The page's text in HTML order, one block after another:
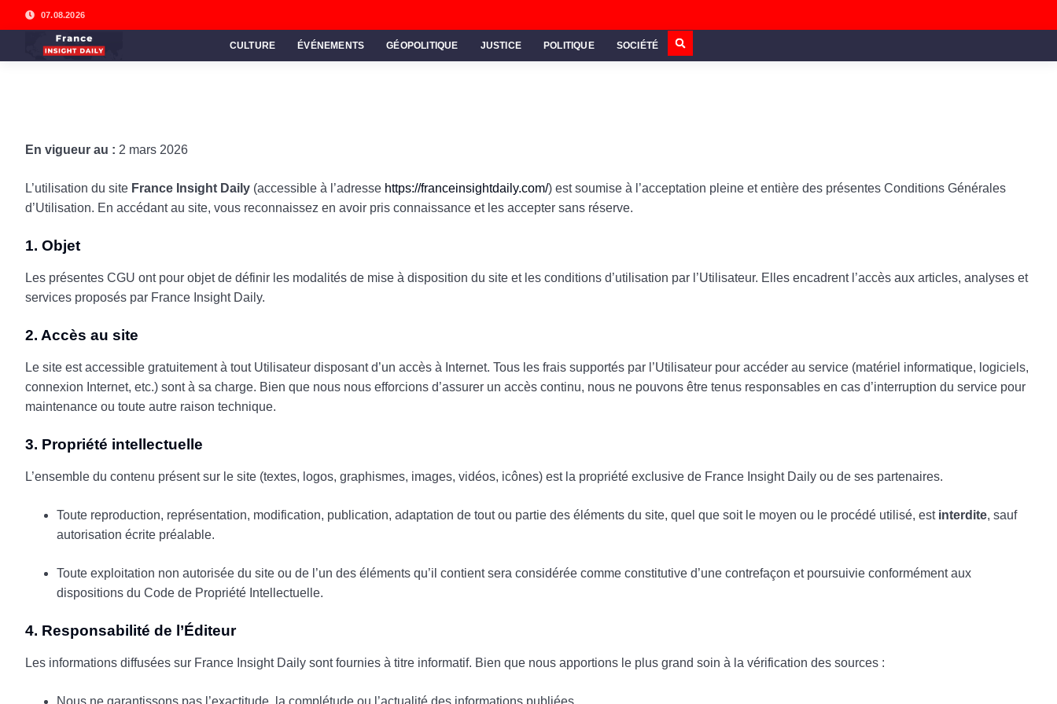
07.08.2026
CULTURE ÉVÉNEMENTS GÉOPOLITIQUE JUSTICE POLITIQUE SOCIÉTÉ
En vigueur au : 2 mars 2026
L’utilisation du site France Insight Daily (accessible à l’adresse https://franceinsightdaily.com/) est soumise à l’acceptation pleine et entière des présentes Conditions Générales
d’Utilisation. En accédant au site, vous reconnaissez en avoir pris connaissance et les accepter sans réserve.
1. Objet
Les présentes CGU ont pour objet de définir les modalités de mise à disposition du site et les conditions d’utilisation par l’Utilisateur. Elles encadrent l’accès aux articles, analyses et
services proposés par France Insight Daily.
2. Accès au site
Le site est accessible gratuitement à tout Utilisateur disposant d’un accès à Internet. Tous les frais supportés par l’Utilisateur pour accéder au service (matériel informatique, logiciels,
connexion Internet, etc.) sont à sa charge. Bien que nous nous efforcions d’assurer un accès continu, nous ne pouvons être tenus responsables en cas d’interruption du service pour
maintenance ou toute autre raison technique.
3. Propriété intellectuelle
L’ensemble du contenu présent sur le site (textes, logos, graphismes, images, vidéos, icônes) est la propriété exclusive de France Insight Daily ou de ses partenaires.
Toute reproduction, représentation, modification, publication, adaptation de tout ou partie des éléments du site, quel que soit le moyen ou le procédé utilisé, est interdite, sauf
autorisation écrite préalable.
Toute exploitation non autorisée du site ou de l’un des éléments qu’il contient sera considérée comme constitutive d’une contrefaçon et poursuivie conformément aux
dispositions du Code de Propriété Intellectuelle.
4. Responsabilité de l’Éditeur
Les informations diffusées sur France Insight Daily sont fournies à titre informatif. Bien que nous apportions le plus grand soin à la vérification des sources :
Nous ne garantissons pas l’exactitude, la complétude ou l’actualité des informations publiées.